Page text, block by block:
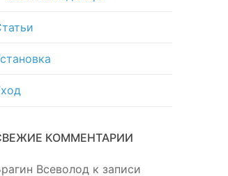
КОММЕНТАРИИ
Всеволод к записи